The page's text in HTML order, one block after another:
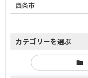
西条市
カテゴリーを選ぶ